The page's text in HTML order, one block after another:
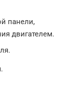
панели,
двигателем.